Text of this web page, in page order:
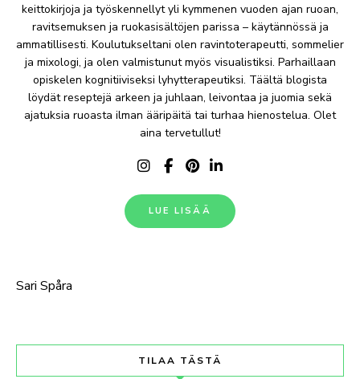
keittokirjoja ja työskennellyt yli kymmenen vuoden ajan ruoan,
ravitsemuksen ja ruokasisältöjen parissa – käytännössä ja
ammatillisesti. Koulutukseltani olen ravintoterapeutti, sommelier
ja mixologi, ja olen valmistunut myös visualistiksi. Parhaillaan
opiskelen kognitiiviseksi lyhytterapeutiksi. Täältä blogista
löydät reseptejä arkeen ja juhlaan, leivontaa ja juomia sekä
ajatuksia ruoasta ilman ääripäitä tai turhaa hienostelua. Olet
aina tervetullut!
LUE LISÄÄ
Sari Spåra
TILAA TÄSTÄ